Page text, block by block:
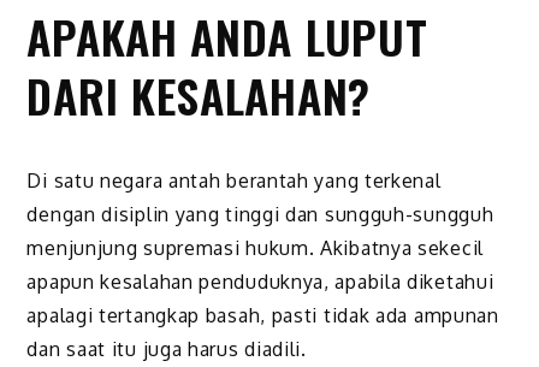
APAKAH ANDA LUPUT
DARI KESALAHAN?
Di satu negara antah berantah yang terkenal
dengan disiplin yang tinggi dan sungguh-sungguh
menjunjung supremasi hukum. Akibatnya sekecil
apapun kesalahan penduduknya, apabila diketahui
apalagi tertangkap basah, pasti tidak ada ampunan
dan saat itu juga harus diadili.